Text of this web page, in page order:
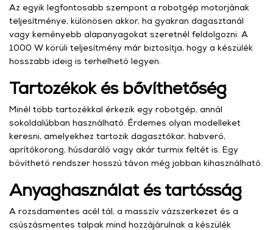
Az egyik legfontosabb szempont a robotgép motorjának
teljesítménye, különösen akkor, ha gyakran dagasztanál
vagy keményebb alapanyagokat szeretnél feldolgozni. A
1000 W körüli teljesítmény már biztosítja, hogy a készülék
hosszabb ideig is terhelhető legyen.
Tartozékok és bővíthetőség
Minél több tartozékkal érkezik egy robotgép, annál
sokoldalúbban használható. Érdemes olyan modelleket
keresni, amelyekhez tartozik dagasztókar, habverő,
aprítókorong, húsdaráló vagy akár turmix feltét is. Egy
bővíthető rendszer hosszú távon még jobban kihasználható.
Anyaghasználat és tartósság
A rozsdamentes acél tál, a masszív vázszerkezet és a
csúszásmentes talpak mind hozzájárulnak a készülék